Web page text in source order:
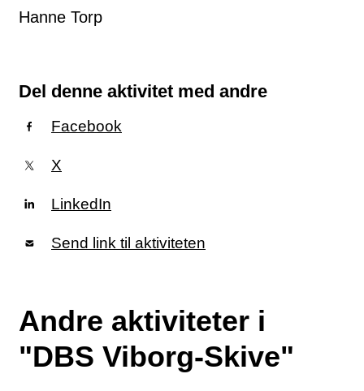
Hanne Torp
Del denne aktivitet med andre
Facebook
X
LinkedIn
Send link til aktiviteten
Andre aktiviteter i
"DBS Viborg-Skive"